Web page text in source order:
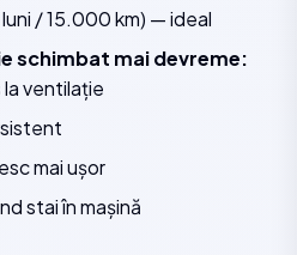
luni / 15.000 km) — ideal
schimbat mai devreme:
ventilație
mai ușor
stai în mașină